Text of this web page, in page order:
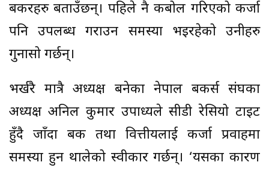
बैंकरहरु बताउँछन्। पहिले नै कबोल गरिएको कर्जा
पनि उपलब्ध गराउन समस्या भइरहेको उनीहरु
गुनासो गर्छन्।
भर्खरै मात्रै अध्यक्ष बनेका नेपाल बैंकर्स संघका
अध्यक्ष अनिल कुमार उपाध्यले सीडी रेसियो टाइट
हुँदै जाँदा बैंक तथा वित्तीयलाई कर्जा प्रवाहमा
समस्या हुन थालेको स्वीकार गर्छन्। ‘यसका कारण